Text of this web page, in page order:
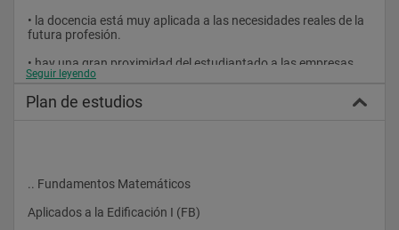
• la docencia está muy aplicada a las necesidades reales de la
futura profesión.
• hay una gran proximidad del estudiantado a las empresas
del sector de la
construcción de castellón, gracias a los convenios firmados
asociación provincial de empresas de la construcción de
castellón (apecc).
Seguir leyendo
Plan de estudios
.. Fundamentos Matemáticos
Aplicados a la Edificación I (FB)